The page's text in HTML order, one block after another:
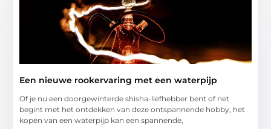
Een nieuwe rookervaring met een waterpijp
Of je nu een doorgewinterde shisha-liefhebber bent of net
begint met het ontdekken van deze ontspannende hobby, het
kopen van een waterpijp kan een spannende,